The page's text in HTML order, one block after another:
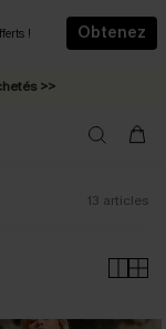
!
Obtenez
>>
>>
13 articles